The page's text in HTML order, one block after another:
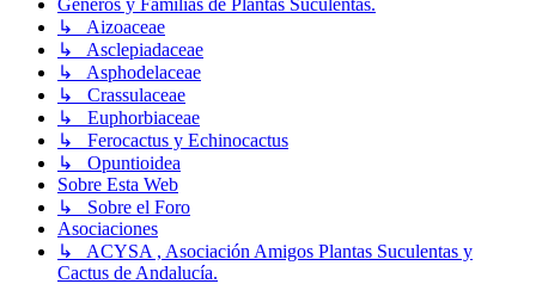
Géneros y Familias de Plantas Suculentas.
↳ Aizoaceae
↳ Asclepiadaceae
↳ Asphodelaceae
↳ Crassulaceae
↳ Euphorbiaceae
↳ Ferocactus y Echinocactus
↳ Opuntioidea
Sobre Esta Web
↳ Sobre el Foro
Asociaciones
↳ ACYSA , Asociación Amigos Plantas Suculentas y
Cactus de Andalucía.